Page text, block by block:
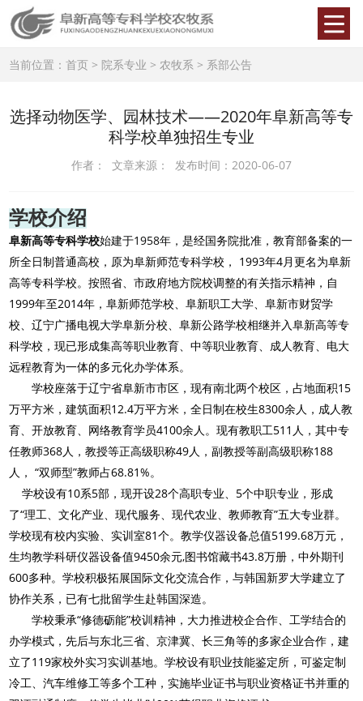
当前位置：首页 > 院系专业 >农牧系 > 系部公告
选择动物医学、园林技术——2020年阜新高等专
科学校单独招生专业
作者： 文章来源： 发布时间：2020-06-07
学校介绍
阜新高等专科学校始建于1958年，是经国务院批准，教育部备案的一
所全日制普通高校，原为阜新师范专科学校，
1993年4月更名为阜新
高等专科学校。按照省、市政府地方院校调整的有关指示精神，自
1999年至2014年，阜新师范学校、阜新职工大学、阜新市财贸学
校、辽宁广播电视大学阜新分校、阜新公路学校相继并入阜新高等专
科学校，现已形成集高等职业教育、中等职业教育、成人教育、电大
远程教育为一体的多元化办学体系。
学校座落于辽宁省阜新市市区，现有南北两个校区，占地面积15
万平方米，建筑面积12.4万平方米 ，全日制在校生8300余人，成人教
育、开放教育、网络教育学员4100余人。现有教职工511 人，其中专
任教师368人，教授等正高级职称49人，副教授等副高级职称188
人， “双师型”教师占68.81%。
学校设有10系5部，现开设28个高职专业、 5个中职专业，形成
了“理工、文化产业、现代服务、现代农业、教师教育”五大专业群。
学校现有校内实验、实训室81个。教学仪器设备总值5199.68万元，
生均教学科研仪器设备值9450余元,图书馆藏书43.8万册，中外期刊
600多种。学校积极拓展国际文化交流合作，与韩国新罗大学建立了
协作关系，已有七批留学生赴韩国深造。
学校秉承“修德砺能”校训精神，大力推进校企合作、工学结合的
办学模式，先后与东北三省、京津冀、长三角等的多家企业合作，建
立了 119家校外实习实训基地。学校设有职业技能鉴定所，可鉴定制
冷工、汽车维修工等多个工种，实施毕业证书与职业资格证书并重的